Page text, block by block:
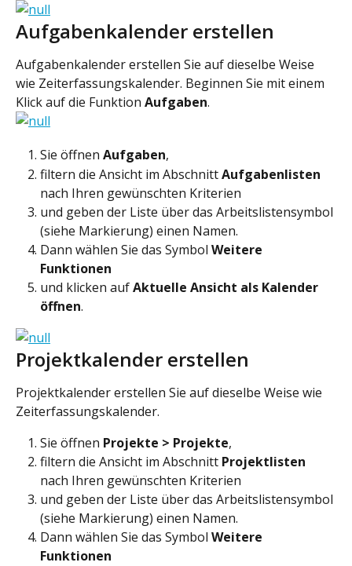
Aufgabenkalender erstellen
Aufgabenkalender erstellen Sie auf dieselbe Weise
wie Zeiterfassungskalender. Beginnen Sie mit einem
Klick auf die Funktion Aufgaben.
Sie öffnen Aufgaben,
filtern die Ansicht im Abschnitt Aufgabenlisten
nach Ihren gewünschten Kriterien
und geben der Liste über das Arbeitslistensymbol
(siehe Markierung) einen Namen.
Dann wählen Sie das Symbol Weitere
Funktionen
und klicken auf Aktuelle Ansicht als Kalender
öffnen.
Projektkalender erstellen
Projektkalender erstellen Sie auf dieselbe Weise wie
Zeiterfassungskalender.
Sie öffnen Projekte > Projekte,
filtern die Ansicht im Abschnitt Projektlisten
nach Ihren gewünschten Kriterien
und geben der Liste über das Arbeitslistensymbol
(siehe Markierung) einen Namen.
Dann wählen Sie das Symbol Weitere
Funktionen